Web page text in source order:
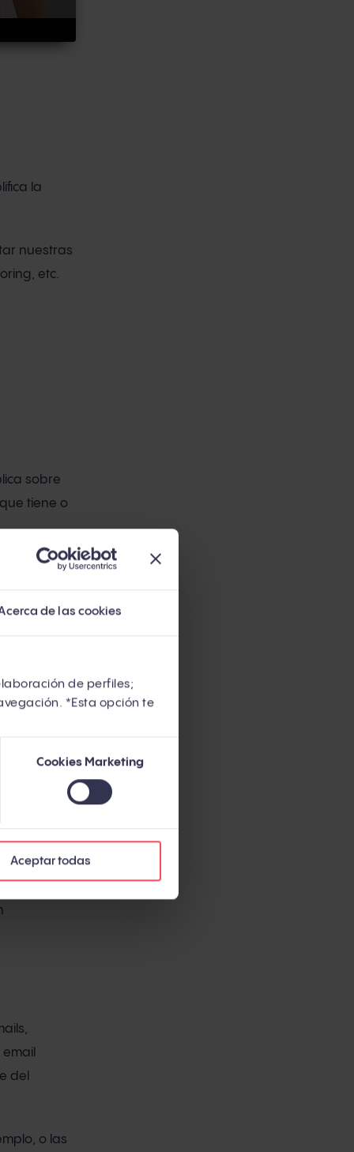
de las cookies
de perfiles;
*Esta opción te
Cookies Marketing
Aceptar todas
la
nuestras
etc.
sobre
tiene o
saber
al año
del
o las